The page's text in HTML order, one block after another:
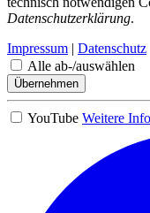
Datenschutzerklärung.
Impressum | Datenschutz
Alle ab-/auswählen
Übernehmen
YouTube Weitere